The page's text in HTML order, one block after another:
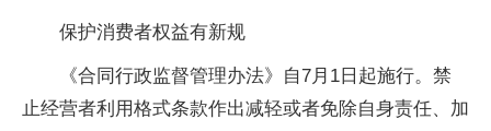
保护消费者权益有新规
《合同行政监督管理办法》自7月1日起施行。禁
止经营者利用格式条款作出减轻或者免除自身责任、加